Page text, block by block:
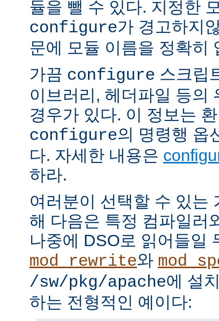
듈을 뺄 수 있다. 지정한
configure가 경고하지
문에 모듈 이름을 정확히
가끔 configure 스크립
이브러리, 헤더파일 등의
경우가 있다. 이 정보는
configure의 명령행 옵
다. 자세한 내용은
하라.
여러분이 선택할 수 있는
해 다음은 특정 컴파일러
나중에 DSO로 읽어들일
mod_rewrite와
/sw/pkg/apache에 설
하는 전형적인 예이다: